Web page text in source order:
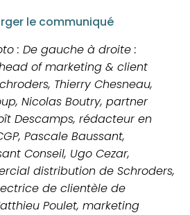
le communiqué
: De gauche à droite :
of marketing & client
Thierry Chesneau,
Nicolas Boutry, partner
Descamps, rédacteur en
Pascale Baussant,
Conseil, Ugo Cezar,
distribution de Schroders,
de clientèle de
Poulet, marketing